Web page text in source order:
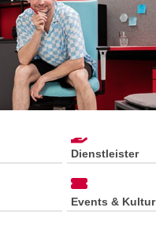
Dienstleister
Events & Kultur